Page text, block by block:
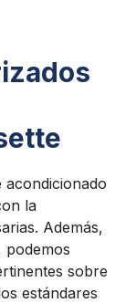
acondicionado
la
Además,
podemos
sobre
estándares